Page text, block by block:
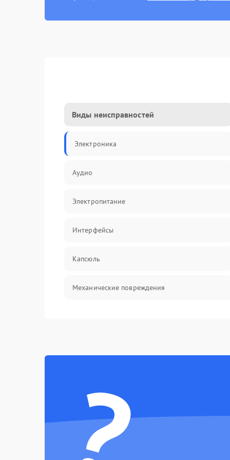
Виды неисправностей
Электроника
Аудио
Электропитание
Интерфейсы
Капсюль
Механические повреждения